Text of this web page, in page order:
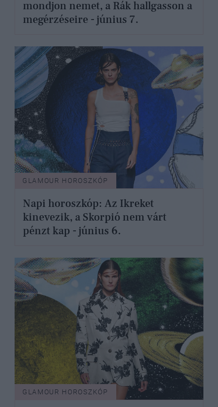
mondjon nemet, a Rák hallgasson a
megérzéseire - június 7.
GLAMOUR HOROSZKÓP
Napi horoszkóp: Az Ikreket
kinevezik, a Skorpió nem várt
pénzt kap - június 6.
GLAMOUR HOROSZKÓP